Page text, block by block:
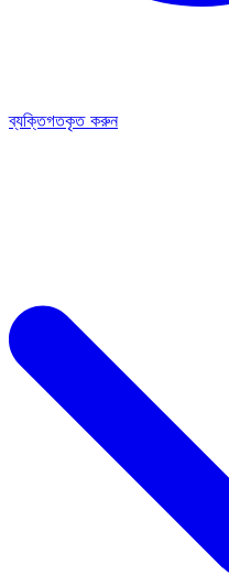
ব্যক্তিগতকৃত করুন